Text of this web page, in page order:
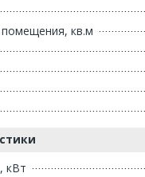
кв.м
кВт